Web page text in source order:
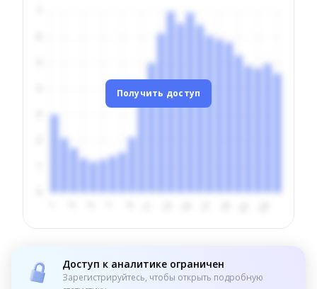
Получить доступ
Доступ к аналитике ограничен
Зарегистрируйтесь, чтобы открыть подробную